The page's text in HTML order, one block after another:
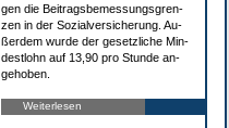
gen die Bei­trags­be­mes­sungs­gren­
zen in der So­zi­al­ver­si­che­rung. Au­
ßer­dem wur­de der ge­setz­li­che Min­
dest­lohn auf 13,90 pro St­un­de an­
ge­ho­ben.
Weiterlesen